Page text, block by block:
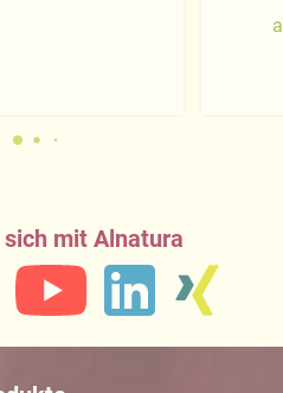
mit Alnatura